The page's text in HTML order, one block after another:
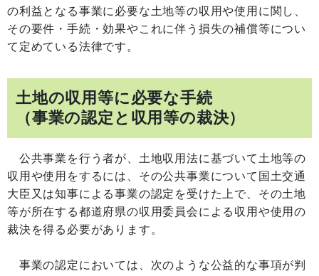
の利益となる事業に必要な土地等の収用や使用に関し、
その要件・手続・効果やこれに伴う損失の補償等につい
て定めている法律です。
土地の収用等に必要な手続
（事業の認定と収用等の裁決）
公共事業を行う者が、土地収用法に基づいて土地等の
収用や使用をするには、その公共事業について国土交通
大臣又は知事による事業の認定を受けた上で、その土地
等が所在する都道府県の収用委員会による収用や使用の
裁決を得る必要があります。
事業の認定においては、次のような公益的な事項が判